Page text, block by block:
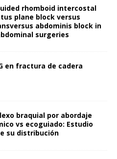
rhomboid intercostal
plane block versus
abdominis block in
surgeries
en fractura de cadera
braquial por abordaje
vs ecoguiado: Estudio
su distribución